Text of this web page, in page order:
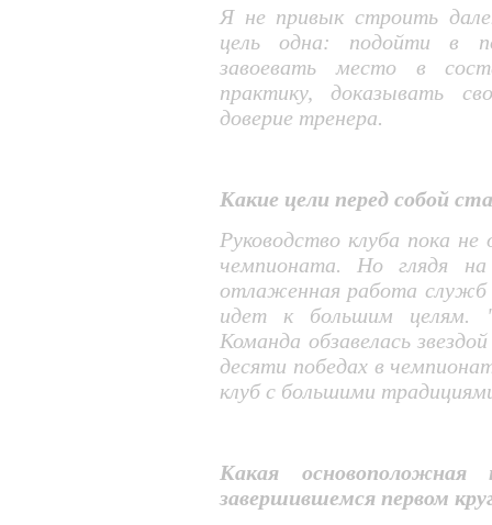
Я не привык строить
цель одна: подойти в
завоевать место в
практику, доказывать
доверие тренера.
Какие цели перед собой
Руководство клуба пока
чемпионата. Но глядя
отлаженная работа служб
идет к большим целям.
Команда обзавелась
десяти победах в
клуб с большими
Какая
завершившемся первом